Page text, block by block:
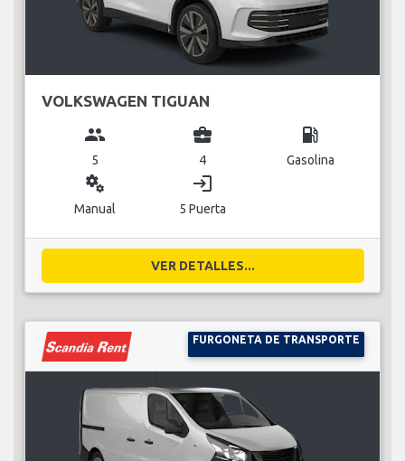
VOLKSWAGEN TIGUAN
group
5
business_center
4
local_gas_station
Gasolina
miscellaneous_services
Manual
login
5 Puerta
VER DETALLES...
FURGONETA DE TRANSPORTE